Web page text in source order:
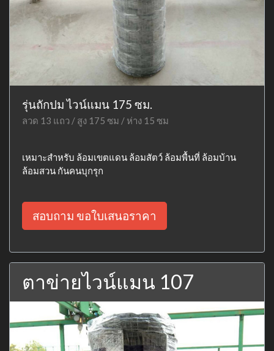
รุ่นถักปม ไวน์แมน 175 ซม.
ลวด 13 แถว / สูง 175 ซม / ห่าง 15 ซม
เหมาะสำหรับ ล้อมเขตแดน ล้อมสัตว์ ล้อมพื้นที่ ล้อมบ้าน
ล้อมสวน กันคนบุกรุก
สอบถาม ขอใบเสนอราคา
ตาข่ายไวน์แมน 107